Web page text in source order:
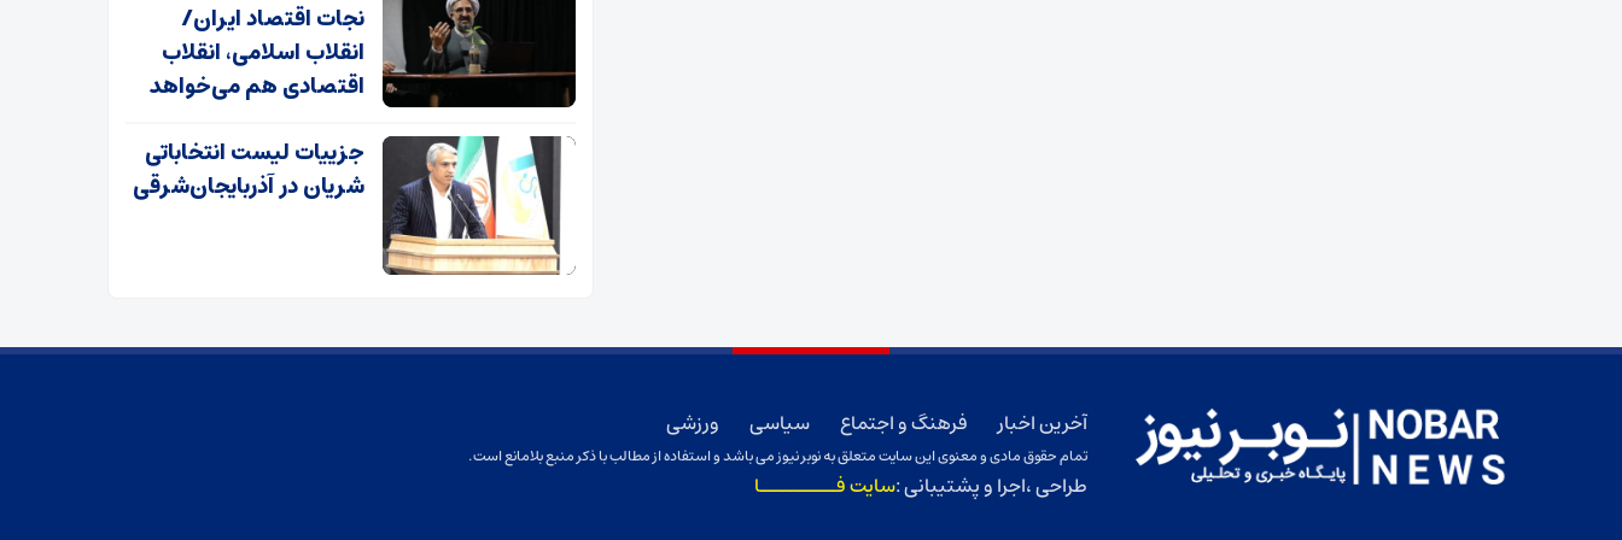
نجات اقتصاد ایران/
انقلاب اسلامی، انقلاب
اقتصادی هم می‌خواهد
جزییات لیست انتخاباتی
شریان در آذربایجان‌شرقی
آخرین اخبار فرهنگ و اجتماع سیاسی ورزشی
تمام حقوق مادی و معنوی این سایت متعلق به نوبر نیوز می باشد و استفاده از مطالب با ذکر منبع بلامانع است.
طراحی ،اجرا و پشتیبانی :سایت فـــــــــا